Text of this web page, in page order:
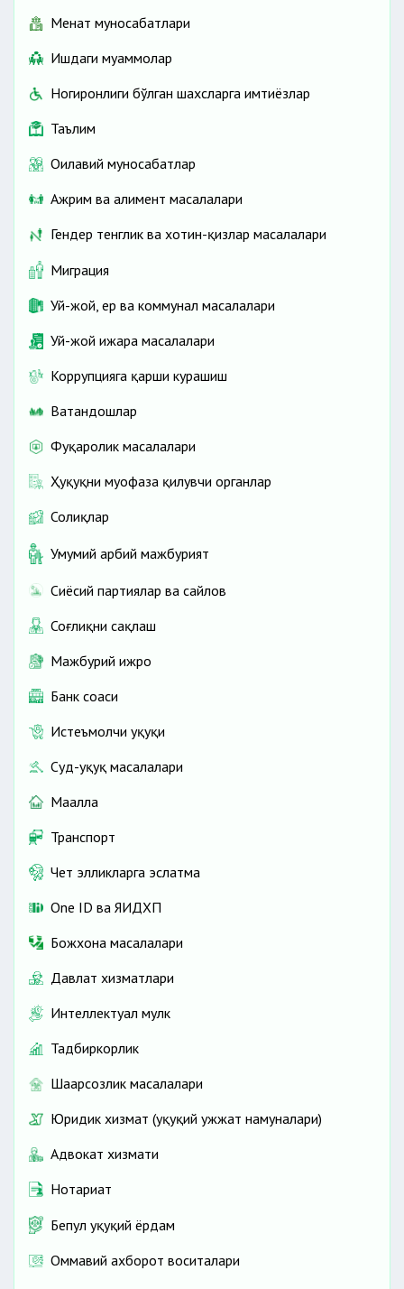
Меҳнат муносабатлари
Ишдаги муаммолар
Ногиронлиги бўлган шахсларга имтиёзлар
Таълим
Оилавий муносабатлар
Ажрим ва алимент масалалари
Гендер тенглик ва хотин-қизлар масалалари
Миграция
Уй-жой, ер ва коммунал масалалари
Уй-жой ижара масалалари
Коррупцияга қарши курашиш
Ватандошлар
Фуқаролик масалалари
Ҳуқуқни муҳофаза қилувчи органлар
Солиқлар
Умумий ҳарбий мажбурият
Сиёсий партиялар ва сайлов
Соғлиқни сақлаш
Мажбурий ижро
Банк соҳаси
Истеъмолчи ҳуқуқи
Суд-ҳуқуқ масалалари
Маҳалла
Транспорт
Чет элликларга эслатма
One ID ва ЯИДХП
Божхона масалалари
Давлат хизматлари
Интеллектуал мулк
Тадбиркорлик
Шаҳарсозлик масалалари
Юридик хизмат (ҳуқуқий ҳужжат намуналари)
Адвокат хизмати
Нотариат
Бепул ҳуқуқий ёрдам
Оммавий ахборот воситалари